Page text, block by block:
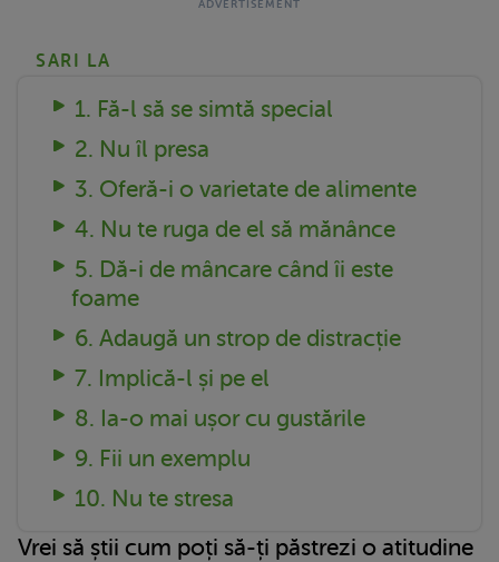
SARI LA
1. Fă-l să se simtă special
2. Nu îl presa
3. Oferă-i o varietate de alimente
4. Nu te ruga de el să mănânce
5. Dă-i de mâncare când îi este
foame
6. Adaugă un strop de distracție
7. Implică-l și pe el
8. Ia-o mai ușor cu gustările
9. Fii un exemplu
10. Nu te stresa
Vrei să știi cum poți să-ți păstrezi o atitudine